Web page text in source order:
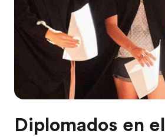
Quiénes somos
Trabajos
Únete al equipo
Diplomados en el